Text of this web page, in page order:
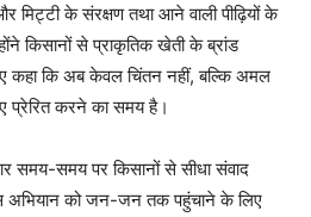
के संरक्षण तथा आने वाली पीढ़ियों के
किसानों से प्राकृतिक खेती के ब्रांड
कहा कि अब केवल चिंतन नहीं, बल्कि अमल
प्रेरित करने का समय है।
समय-समय पर किसानों से सीधा संवाद
अभियान को जन-जन तक पहुंचाने के लिए